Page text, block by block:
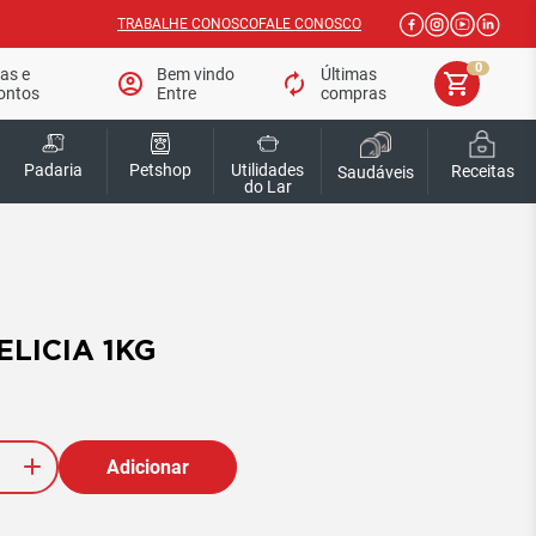
TRABALHE CONOSCOFALE CONOSCO
e
account_circle
Bem vindo
Entre
autorenew
Últimas
compras
shopping_cart
0
Padaria Petshop
Utilidades
do Lar
Saudáveis Receitas
1KG
Adicionar